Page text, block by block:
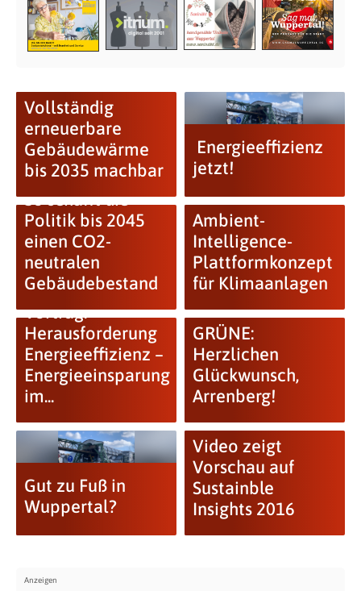
Vollständig
erneuerbare
Gebäudewärme
bis 2035 machbar
Energieeffizienz
jetzt!
So schafft die
Politik bis 2045
einen CO2-
neutralen
Gebäudebestand
Ambient-
Intelligence-
Plattformkonzept
für Klimaanlagen
Vortrag:
Herausforderung
Energieeffizienz –
Energieeinsparung
im...
GRÜNE:
Herzlichen
Glückwunsch,
Arrenberg!
Gut zu Fuß in
Wuppertal?
Video zeigt
Vorschau auf
Sustainble
Insights 2016